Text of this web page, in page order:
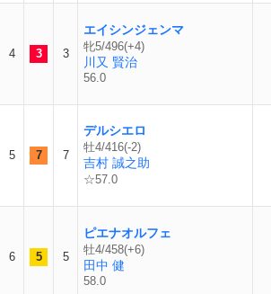
4 3 3
エイシンジェンマ
牝5/496(+4)
川又 賢治
56.0
5 7 7
デルシエロ
牡4/416(-2)
吉村 誠之助
☆57.0
6 5 5
ピエナオルフェ
牡4/458(+6)
田中 健
58.0